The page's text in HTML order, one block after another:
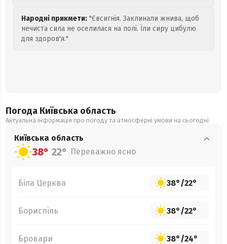
Народні прикмети: "Євсигнія. Заклинали жнива, щоб
нечиста сила не оселилася на полі. Їли сиру цибулю
для здоров'я."
Погода Київська область
Актуальна інформація про погоду та атмосферні умови на сьогодні
Київська область
38° 22° Переважно ясно
Біла Церква 38°/22°
Бориспіль 38°/22°
Бровари 38°/24°